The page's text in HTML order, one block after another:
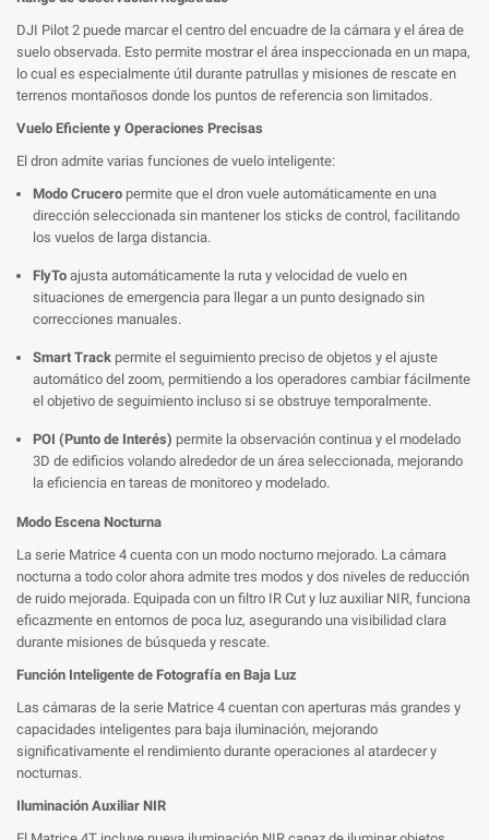
DJI Pilot 2 puede marcar el centro del encuadre de la cámara y el área de
suelo observada. Esto permite mostrar el área inspeccionada en un mapa,
lo cual es especialmente útil durante patrullas y misiones de rescate en
terrenos montañosos donde los puntos de referencia son limitados.
Vuelo Eficiente y Operaciones Precisas
El dron admite varias funciones de vuelo inteligente:
Modo Crucero permite que el dron vuele automáticamente en una
dirección seleccionada sin mantener los sticks de control, facilitando
los vuelos de larga distancia.
FlyTo ajusta automáticamente la ruta y velocidad de vuelo en
situaciones de emergencia para llegar a un punto designado sin
correcciones manuales.
Smart Track permite el seguimiento preciso de objetos y el ajuste
automático del zoom, permitiendo a los operadores cambiar fácilmente
el objetivo de seguimiento incluso si se obstruye temporalmente.
POI (Punto de Interés) permite la observación continua y el modelado
3D de edificios volando alrededor de un área seleccionada, mejorando
la eficiencia en tareas de monitoreo y modelado.
Modo Escena Nocturna
La serie Matrice 4 cuenta con un modo nocturno mejorado. La cámara
nocturna a todo color ahora admite tres modos y dos niveles de reducción
de ruido mejorada. Equipada con un filtro IR Cut y luz auxiliar NIR, funciona
eficazmente en entornos de poca luz, asegurando una visibilidad clara
durante misiones de búsqueda y rescate.
Función Inteligente de Fotografía en Baja Luz
Las cámaras de la serie Matrice 4 cuentan con aperturas más grandes y
capacidades inteligentes para baja iluminación, mejorando
significativamente el rendimiento durante operaciones al atardecer y
nocturnas.
Iluminación Auxiliar NIR